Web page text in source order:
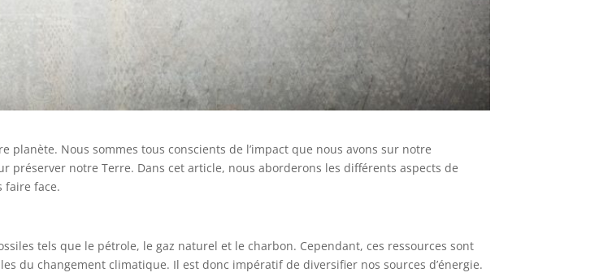
Nous sommes tous conscients de l’impact que nous avons sur notre
préserver notre Terre. Dans cet article, nous aborderons les différents aspects de
faire face.
tels que le pétrole, le gaz naturel et le charbon. Cependant, ces ressources sont
du changement climatique. Il est donc impératif de diversifier nos sources d’énergie.